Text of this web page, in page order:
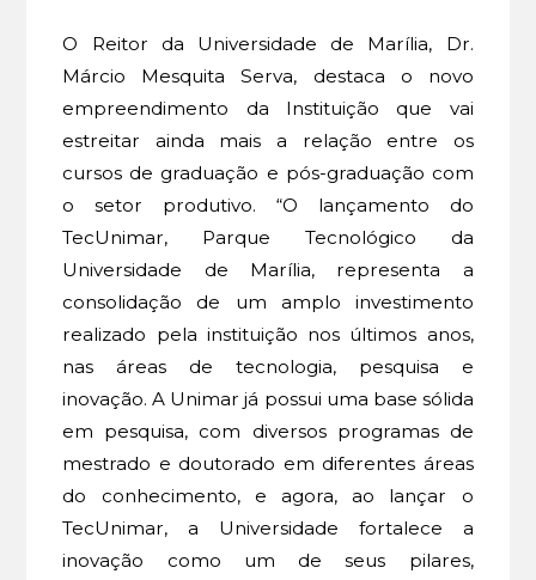
O Reitor da Universidade de Marília, Dr.
Márcio Mesquita Serva, destaca o novo
empreendimento da Instituição que vai
estreitar ainda mais a relação entre os
cursos de graduação e pós-graduação com
o setor produtivo. “O lançamento do
TecUnimar, Parque Tecnológico da
Universidade de Marília, representa a
consolidação de um amplo investimento
realizado pela instituição nos últimos anos,
nas áreas de tecnologia, pesquisa e
inovação. A Unimar já possui uma base sólida
em pesquisa, com diversos programas de
mestrado e doutorado em diferentes áreas
do conhecimento, e agora, ao lançar o
TecUnimar, a Universidade fortalece a
inovação como um de seus pilares,